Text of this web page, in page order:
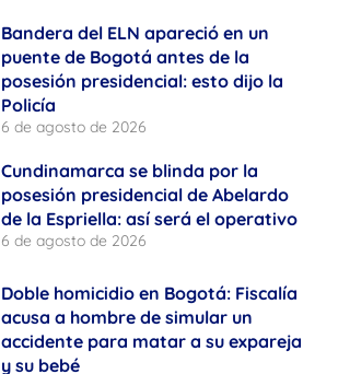
Bandera del ELN apareció en un
puente de Bogotá antes de la
posesión presidencial: esto dijo la
Policía
6 de agosto de 2026
Cundinamarca se blinda por la
posesión presidencial de Abelardo
de la Espriella: así será el operativo
6 de agosto de 2026
Doble homicidio en Bogotá: Fiscalía
acusa a hombre de simular un
accidente para matar a su expareja
y su bebé